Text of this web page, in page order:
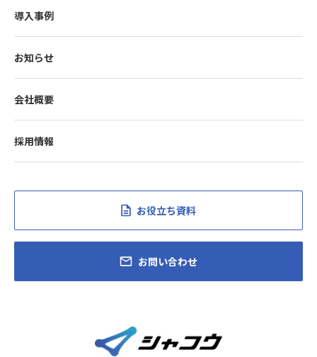
導入事例
お知らせ
会社概要
採用情報
お役立ち資料
お問い合わせ